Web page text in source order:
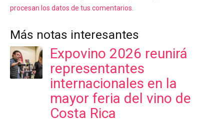
procesan los datos de tus comentarios.
Más notas interesantes
Expovino 2026 reunirá
representantes
internacionales en la
mayor feria del vino de
Costa Rica